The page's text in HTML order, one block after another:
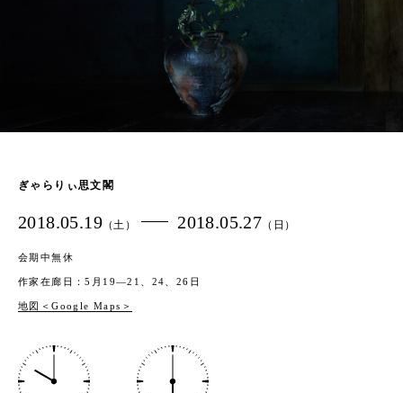
ぎゃらりぃ思文閣
2018.05.19 （土） 2018.05.27 （日）
会期中無休
作家在廊日：5月19―21、24、26日
地図＜Google Maps＞